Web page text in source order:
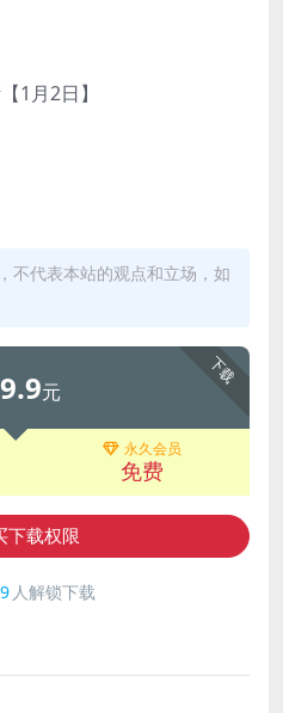
1月2日】
不代表本站的观点和立场，如
下载
9.9元
永久会员
免费
下载权限
人解锁下载